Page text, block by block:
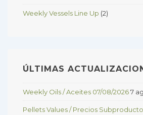
Weekly Vessels Line Up (2)
ÚLTIMAS
Weekly Oils / Aceites 07/08/20267
Pellets Values / Precios